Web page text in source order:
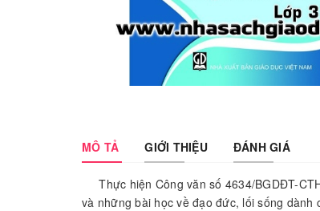
MÔ TẢ GIỚI THIỆU ĐÁNH GIÁ
Thực hiện Công văn số 4634/BGDĐT-
và những bài học về đạo đức, lối sống dành